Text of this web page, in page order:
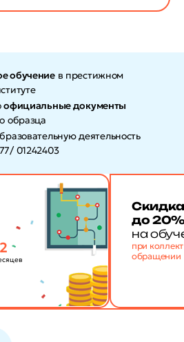
обучениев престижном
официальные документы
образца
деятельность
01242403
до
на
при
обращении